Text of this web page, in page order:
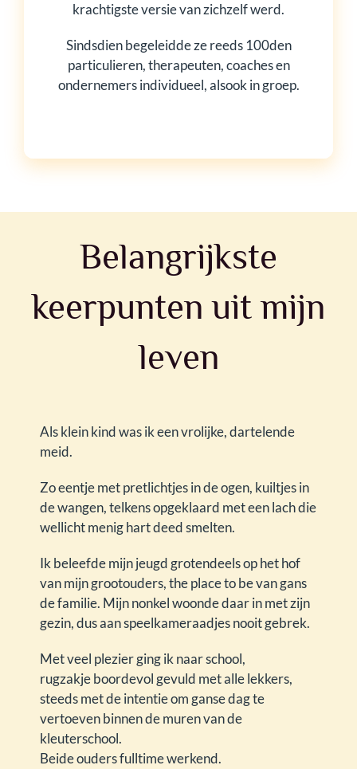
krachtigste versie van zichzelf werd.
Sindsdien begeleidde ze reeds 100den
particulieren, therapeuten, coaches en
ondernemers individueel, alsook in groep.
Belangrijkste
keerpunten uit mijn
leven
Als klein kind was ik een vrolijke, dartelende
meid.
Zo eentje met pretlichtjes in de ogen, kuiltjes in
de wangen, telkens opgeklaard met een lach die
wellicht menig hart deed smelten.
Ik beleefde mijn jeugd grotendeels op het hof
van mijn grootouders, the place to be van gans
de familie. Mijn nonkel woonde daar in met zijn
gezin, dus aan speelkameraadjes nooit gebrek.
Met veel plezier ging ik naar school,
rugzakje boordevol gevuld met alle lekkers,
steeds met de intentie om ganse dag te
vertoeven binnen de muren van de
kleuterschool.
Beide ouders fulltime werkend.